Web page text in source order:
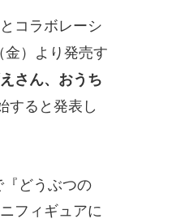
とコラボレーシ
金）より発売す
えさん、おうち
すると発表し
『どうぶつの
フィギュアに